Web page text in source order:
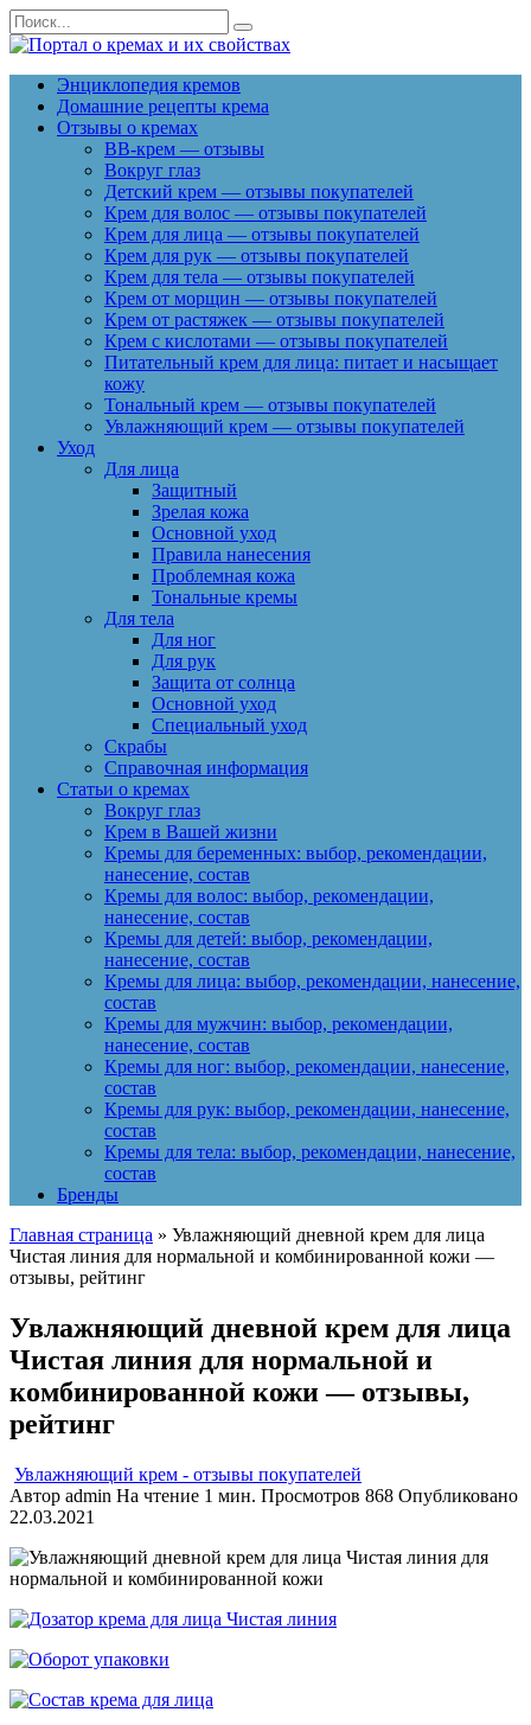
Перейти
к
содержанию
Search
for:
Энциклопедия кремов
Домашние рецепты крема
Отзывы о кремах
BB-крем — отзывы
Вокруг глаз
Детский крем — отзывы покупателей
Крем для волос — отзывы покупателей
Крем для лица — отзывы покупателей
Крем для рук — отзывы покупателей
Крем для тела — отзывы покупателей
Крем от морщин — отзывы покупателей
Крем от растяжек — отзывы покупателей
Крем с кислотами — отзывы покупателей
Питательный крем для лица: питает и насыщает
кожу
Тональный крем — отзывы покупателей
Увлажняющий крем — отзывы покупателей
Уход
Для лица
Защитный
Зрелая кожа
Основной уход
Правила нанесения
Проблемная кожа
Тональные кремы
Для тела
Для ног
Для рук
Защита от солнца
Основной уход
Специальный уход
Скрабы
Справочная информация
Статьи о кремах
Вокруг глаз
Крем в Вашей жизни
Кремы для беременных: выбор, рекомендации,
нанесение, состав
Кремы для волос: выбор, рекомендации,
нанесение, состав
Кремы для детей: выбор, рекомендации,
нанесение, состав
Кремы для лица: выбор, рекомендации, нанесение,
состав
Кремы для мужчин: выбор, рекомендации,
нанесение, состав
Кремы для ног: выбор, рекомендации, нанесение,
состав
Кремы для рук: выбор, рекомендации, нанесение,
состав
Кремы для тела: выбор, рекомендации, нанесение,
состав
Бренды
Главная страница » Увлажняющий дневной крем для лица
Чистая линия для нормальной и комбинированной кожи —
отзывы, рейтинг
Увлажняющий дневной крем для лица
Чистая линия для нормальной и
комбинированной кожи — отзывы,
рейтинг
Увлажняющий крем - отзывы покупателей
Автор admin На чтение 1 мин. Просмотров 868 Опубликовано
22.03.2021